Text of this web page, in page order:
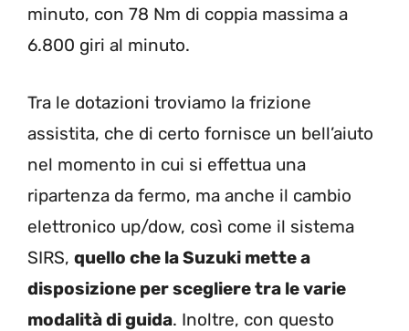
minuto, con 78 Nm di coppia massima a
6.800 giri al minuto.
Tra le dotazioni troviamo la frizione
assistita, che di certo fornisce un bell’aiuto
nel momento in cui si effettua una
ripartenza da fermo, ma anche il cambio
elettronico up/dow, così come il sistema
SIRS, quello che la Suzuki mette a
disposizione per scegliere tra le varie
modalità di guida. Inoltre, con questo